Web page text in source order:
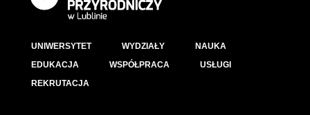
UNIWERSYTET WYDZIAŁY
NAUKA
EDUKACJA
WSPÓŁPRACA
USŁUGI
REKRUTACJA